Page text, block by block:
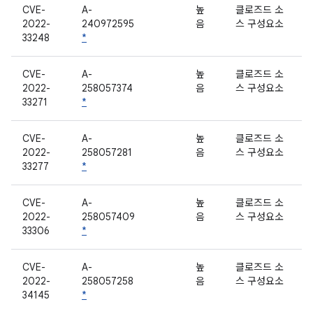
CVE-
2022-
33248
A-
240972595
*
높
음
클로즈드 소
스 구성요소
CVE-
2022-
33271
A-
258057374
*
높
음
클로즈드 소
스 구성요소
CVE-
2022-
33277
A-
258057281
*
높
음
클로즈드 소
스 구성요소
CVE-
2022-
33306
A-
258057409
*
높
음
클로즈드 소
스 구성요소
CVE-
2022-
34145
A-
258057258
*
높
음
클로즈드 소
스 구성요소